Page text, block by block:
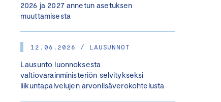
2026 ja 2027 annetun asetuksen
muuttamisesta
12.06.2026 / LAUSUNNOT
Lausunto luonnoksesta
valtiovarainministeriön selvitykseksi
liikuntapalvelujen arvonlisäverokohtelusta